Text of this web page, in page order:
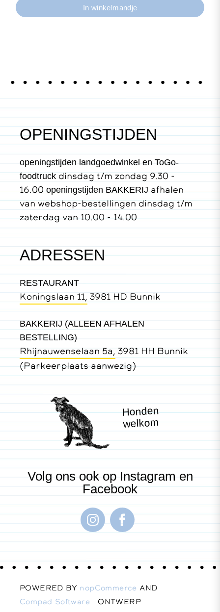
OPENINGSTIJDEN
openingstijden landgoedwinkel en ToGo-
foodtruck dinsdag t/m zondag 9.30 -
16.00openingstijden BAKKERIJafhalen
van webshop-bestellingen dinsdag t/m
zaterdag van 10.00 - 14.00
ADRESSEN
RESTAURANT
Koningslaan 11, 3981 HD Bunnik
BAKKERIJ (ALLEEN AFHALEN
BESTELLING)
Rhijnauwenselaan 5a, 3981 HH Bunnik
(Parkeerplaats aanwezig)
Honden
welkom
Volg ons ook op Instagram en
Facebook
POWERED BY nopCommerce AND
Compad SoftwareONTWERP